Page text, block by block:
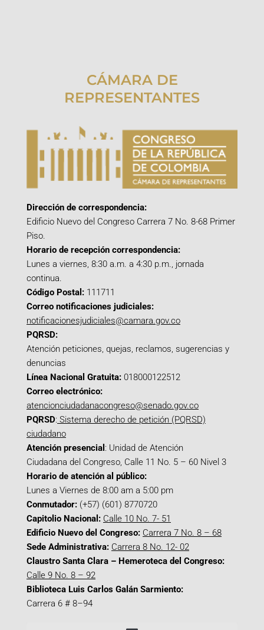
CÁMARA DE
REPRESENTANTES
Dirección de correspondencia:
Edificio Nuevo del Congreso Carrera 7 No. 8-68 Primer
Piso.
Horario de recepción correspondencia:
Lunes a viernes, 8:30 a.m. a 4:30 p.m., jornada
continua.
Código Postal: 111711
Correo notificaciones judiciales:
notificacionesjudiciales@camara.gov.co
PQRSD:
Atención peticiones, quejas, reclamos, sugerencias y
denuncias
Línea Nacional Gratuita: 018000122512
Correo electrónico:
atencionciudadanacongreso@senado.gov.co
PQRSD: Sistema derecho de petición (PQRSD)
ciudadano
Atención presencial : Unidad de Atención
Ciudadana del Congreso, Calle 11 No. 5 – 60 Nivel 3
Horario de atención al público:
Lunes a Viernes de 8:00 am a 5:00 pm
Conmutador: (+57) (601) 8770720
Capitolio Nacional: Calle 10 No. 7- 51
Edificio Nuevo del Congreso: Carrera 7 No. 8 – 68
Sede Administrativa: Carrera 8 No. 12- 02
Claustro Santa Clara – Hemeroteca del Congreso:
Calle 9 No. 8 – 92
Biblioteca Luis Carlos Galán Sarmiento:
Carrera 6 # 8–94